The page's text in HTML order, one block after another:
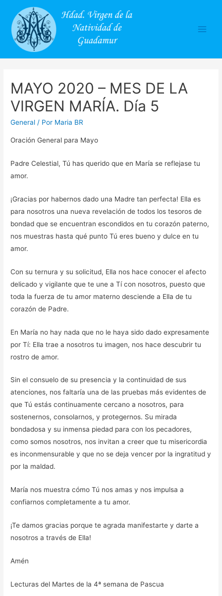
MAYO 2020 – MES DE LA
VIRGEN MARÍA. Día 5
General / Por Maria BR
Oración General para Mayo
Padre Celestial, Tú has querido que en María se reflejase tu
amor.
¡Gracias por habernos dado una Madre tan perfecta! Ella es
para nosotros una nueva revelación de todos los tesoros de
bondad que se encuentran escondidos en tu corazón paterno,
nos muestras hasta qué punto Tú eres bueno y dulce en tu
amor.
Con su ternura y su solicitud, Ella nos hace conocer el afecto
delicado y vigilante que te une a Tí con nosotros, puesto que
toda la fuerza de tu amor materno desciende a Ella de tu
corazón de Padre.
En María no hay nada que no le haya sido dado expresamente
por Tí: Ella trae a nosotros tu imagen, nos hace descubrir tu
rostro de amor.
Sin el consuelo de su presencia y la continuidad de sus
atenciones, nos faltaría una de las pruebas más evidentes de
que Tú estás continuamente cercano a nosotros, para
sostenernos, consolarnos, y protegernos. Su mirada
bondadosa y su inmensa piedad para con los pecadores,
como somos nosotros, nos invitan a creer que tu misericordia
es inconmensurable y que no se deja vencer por la ingratitud y
por la maldad.
María nos muestra cómo Tú nos amas y nos impulsa a
confiarnos completamente a tu amor.
¡Te damos gracias porque te agrada manifestarte y darte a
nosotros a través de Ella!
Amén
Lecturas del Martes de la 4ª semana de Pascua